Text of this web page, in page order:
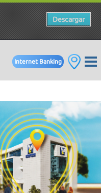
Descargar
Internet Banking